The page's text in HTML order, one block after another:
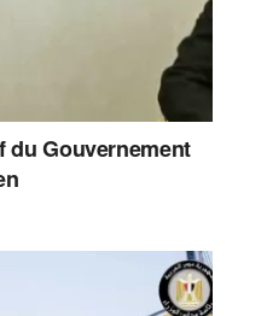
du Gouvernement